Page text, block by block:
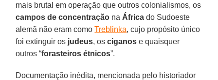
mais brutal em operação que outros colonialismos, os
campos de concentração na África do Sudoeste
alemã não eram comoTreblinka, cujo propósito único
foi extinguir os judeus, osciganos e quaisquer
outros “forasteiros étnicos”.
Documentação inédita, mencionada pelo historiador